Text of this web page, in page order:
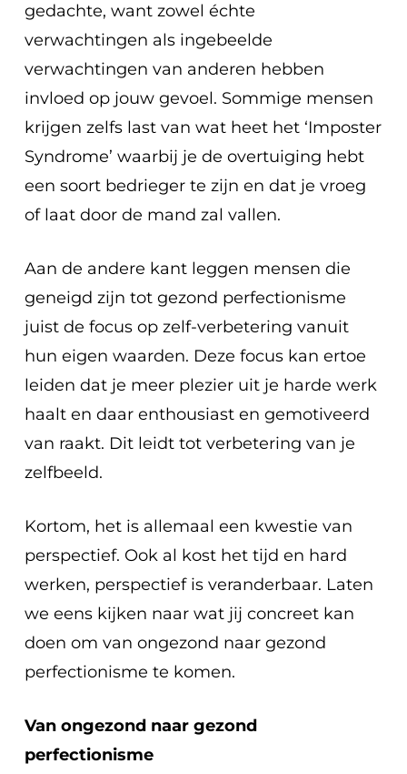
gedachte, want zowel échte
verwachtingen als ingebeelde
verwachtingen van anderen hebben
invloed op jouw gevoel. Sommige mensen
krijgen zelfs last van wat heet het ‘Imposter
Syndrome’ waarbij je de overtuiging hebt
een soort bedrieger te zijn en dat je vroeg
of laat door de mand zal vallen.
Aan de andere kant leggen mensen die
geneigd zijn tot gezond perfectionisme
juist de focus op zelf-verbetering vanuit
hun eigen waarden. Deze focus kan ertoe
leiden dat je meer plezier uit je harde werk
haalt en daar enthousiast en gemotiveerd
van raakt. Dit leidt tot verbetering van je
zelfbeeld.
Kortom, het is allemaal een kwestie van
perspectief. Ook al kost het tijd en hard
werken, perspectief is veranderbaar. Laten
we eens kijken naar wat jij concreet kan
doen om van ongezond naar gezond
perfectionisme te komen.
Van ongezond naar gezond
perfectionisme